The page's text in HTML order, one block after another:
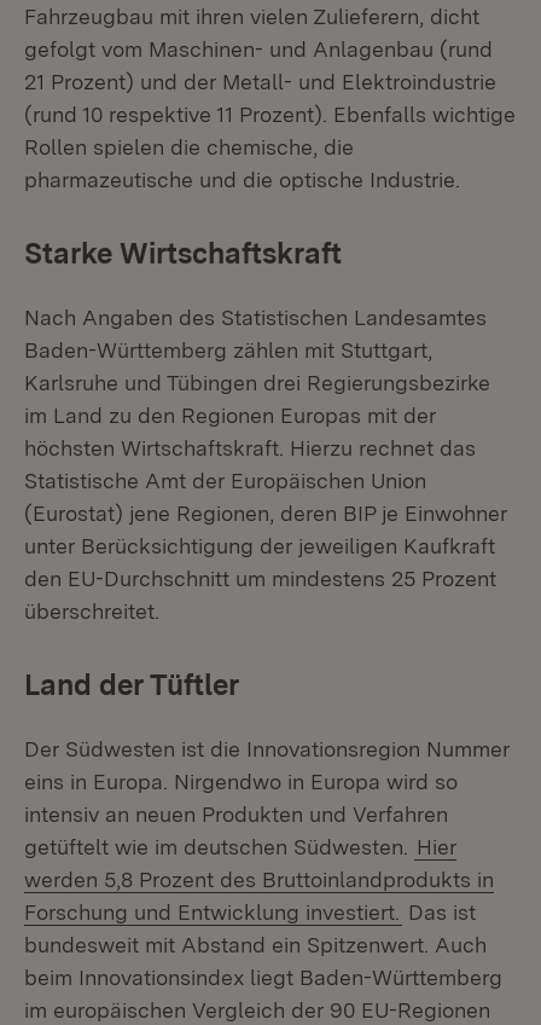
Fahrzeugbau mit ihren vielen Zulieferern, dicht
gefolgt vom Maschinen- und Anlagenbau (rund
21 Prozent) und der Metall- und Elektroindustrie
(rund 10 respektive 11 Prozent). Ebenfalls wichtige
Rollen spielen die chemische, die
pharmazeutische und die optische Industrie.
Starke Wirtschaftskraft
Nach Angaben des Statistischen Landesamtes
Baden-Württemberg zählen mit Stuttgart,
Karlsruhe und Tübingen drei Regierungsbezirke
im Land zu den Regionen Europas mit der
höchsten Wirtschaftskraft. Hierzu rechnet das
Statistische Amt der Europäischen Union
(Eurostat) jene Regionen, deren BIP je Einwohner
unter Berücksichtigung der jeweiligen Kaufkraft
den EU-Durchschnitt um mindestens 25 Prozent
überschreitet.
Land der Tüftler
Der Südwesten ist die Innovationsregion Nummer
eins in Europa. Nirgendwo in Europa wird so
intensiv an neuen Produkten und Verfahren
getüftelt wie im deutschen Südwesten.
Hier
werden 5,8 Prozent des Bruttoinlandprodukts in
Forschung und Entwicklung investiert. Das ist
bundesweit mit Abstand ein Spitzenwert. Auch
beim Innovationsindex liegt Baden-Württemberg
im europäischen Vergleich der 90 EU-Regionen